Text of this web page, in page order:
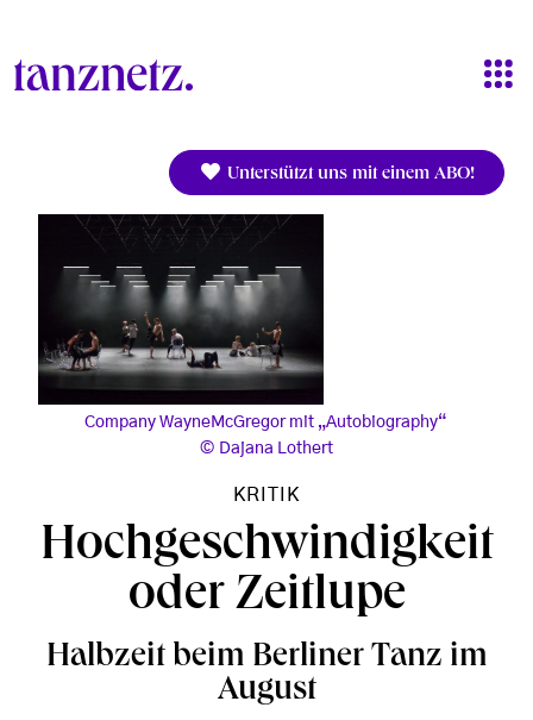
Unterstützt uns mit einem ABO!
Company WayneMcGregor mit „Autobiography“
Dajana Lothert
KRITIK
Hochgeschwindigkeit
oder Zeitlupe
Halbzeit beim Berliner Tanz im
August